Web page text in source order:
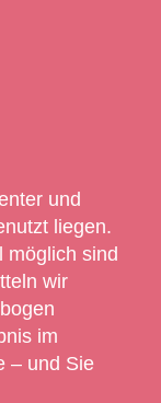
und
liegen.
möglich sind
wir
im
– und Sie